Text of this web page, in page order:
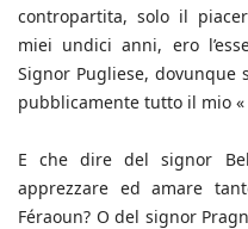
contropartita, solo il
miei undici anni, ero
Signor Pugliese, dovunque
pubblicamente tutto il mio «
E che dire del signor
apprezzare ed amare
Féraoun? O del signor